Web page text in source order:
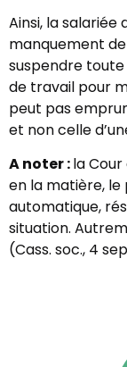
Ainsi, la salariée
manquement
suspendre
de travail pour
peut pas
et non celle
A noter :la
en la matière, le
automatique,
situation.
(Cass. soc., 4